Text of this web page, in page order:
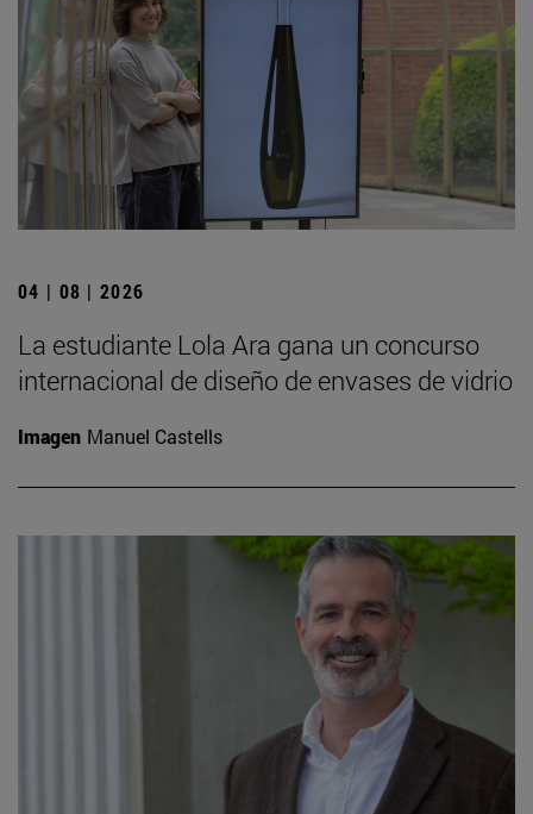
04 | 08 | 2026
La estudiante Lola Ara gana un concurso
internacional de diseño de envases de vidrio
Imagen Manuel Castells